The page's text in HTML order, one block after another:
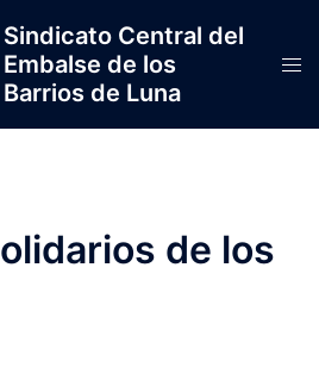
Sindicato Central del
Embalse de los
Barrios de Luna
de los